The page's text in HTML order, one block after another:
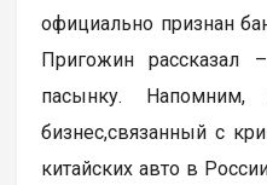
официально признан
Пригожин рассказал
пасынку. Напомним,
бизнес,связанный с
китайских авто в